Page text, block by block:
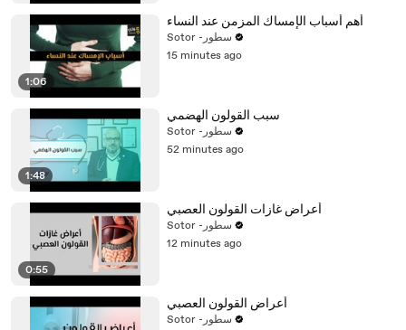
1:06
أهم أسباب الإمساك المزمن عند النساء
Sotor -سطور
15 minutes ago
1:48
سبب القولون الهضمي
Sotor -سطور
52 minutes ago
0:55
أعراض غازات القولون العصبي
Sotor -سطور
12 minutes ago
أعراض القولون العصبي
Sotor -سطور